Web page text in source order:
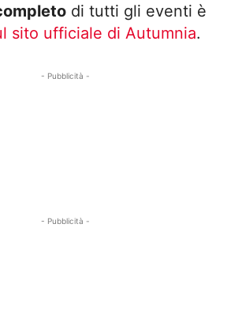
di tutti gli eventi è
sito ufficiale di Autumnia.
- Pubblicità -
- Pubblicità -